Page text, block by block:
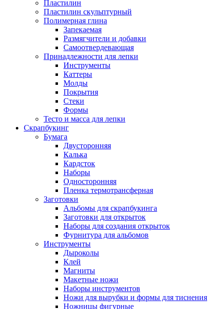
Пластилин
Пластилин скульптурный
Полимерная глина
Запекаемая
Размягчители и добавки
Самоотвердевающая
Принадлежности для лепки
Инструменты
Каттеры
Молды
Покрытия
Стеки
Формы
Тесто и масса для лепки
Скрапбукинг
Бумага
Двусторонняя
Калька
Кардсток
Наборы
Односторонняя
Пленка термотрансферная
Заготовки
Альбомы для скрапбукинга
Заготовки для открыток
Наборы для создания открыток
Фурнитура для альбомов
Инструменты
Дыроколы
Клей
Магниты
Макетные ножи
Наборы инструментов
Ножи для вырубки и формы для тиснения
Ножницы фигурные